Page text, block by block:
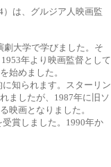
は、グルジア人映画監
劇大学で学びました。そ
年より映画監督として
始めました。
知られます。スターリン
ましたが、1987年に旧ソ
映画となりました。
賞しました。1990年か